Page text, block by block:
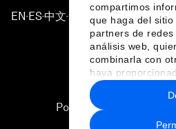
compartimos
que haga del
partners de
análisis web,
combinarla con
haya
recopilado a
hecho de sus
EN ▪ES▪中文▪ 日本語
Política de privacidad y